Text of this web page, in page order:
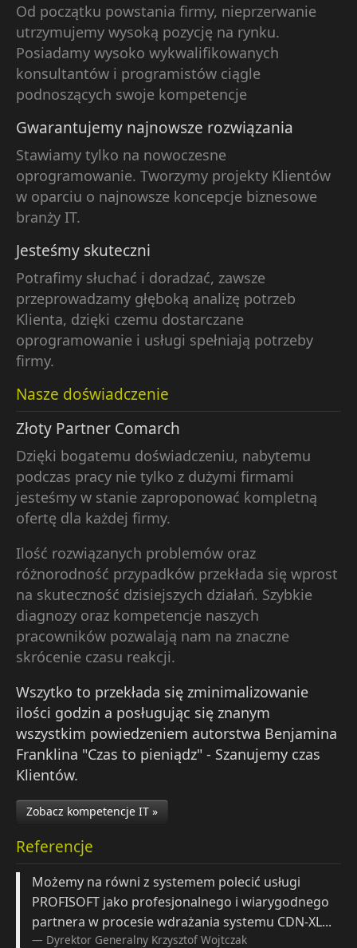
Od początku powstania firmy, nieprzerwanie
utrzymujemy wysoką pozycję na rynku.
Posiadamy wysoko wykwalifikowanych
konsultantów i programistów ciągle
podnoszących swoje kompetencje
Gwarantujemy najnowsze rozwiązania
Stawiamy tylko na nowoczesne
oprogramowanie. Tworzymy projekty Klientów
w oparciu o najnowsze koncepcje biznesowe
branży IT.
Jesteśmy skuteczni
Potrafimy słuchać i doradzać, zawsze
przeprowadzamy głęboką analizę potrzeb
Klienta, dzięki czemu dostarczane
oprogramowanie i usługi spełniają potrzeby
firmy.
Nasze doświadczenie
Złoty Partner Comarch
Dzięki bogatemu doświadczeniu, nabytemu
podczas pracy nie tylko z dużymi firmami
jesteśmy w stanie zaproponować kompletną
ofertę dla każdej firmy.
Ilość rozwiązanych problemów oraz
różnorodność przypadków przekłada się wprost
na skuteczność dzisiejszych działań. Szybkie
diagnozy oraz kompetencje naszych
pracowników pozwalają nam na znaczne
skrócenie czasu reakcji.
Wszytko to przekłada się zminimalizowanie
ilości godzin a posługując się znanym
wszystkim powiedzeniem autorstwa Benjamina
Franklina "Czas to pieniądz" - Szanujemy czas
Klientów.
Zobacz kompetencje IT »
Referencje
Możemy na równi z systemem polecić usługi
PROFISOFT jako profesjonalnego i wiarygodnego
partnera w procesie wdrażania systemu CDN-XL...
Dyrektor Generalny Krzysztof Wojtczak